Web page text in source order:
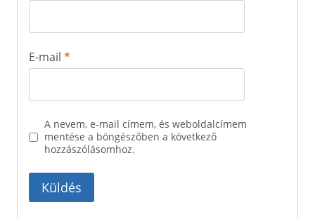
E-mail *
A nevem, e-mail címem, és weboldalcímem
mentése a böngészőben a következő
hozzászólásomhoz.